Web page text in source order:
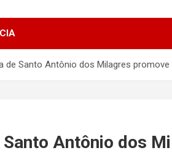
Santo
Milagres
de Santo Antônio dos Milagres
Antônio dos